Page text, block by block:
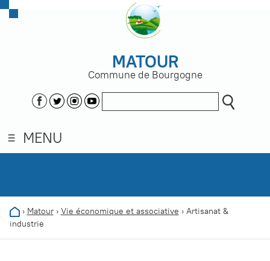
MATOUR
Commune de Bourgogne
MENU
› Matour› Vie économique et associative › Artisanat &
industrie